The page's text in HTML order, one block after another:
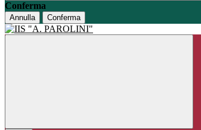
Conferma
Annulla Conferma